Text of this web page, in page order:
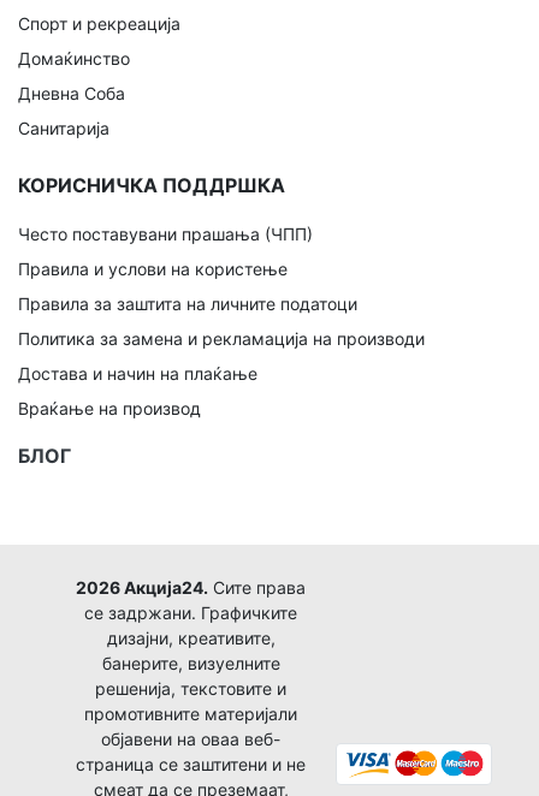
Спорт и рекреација
Домаќинство
Дневна Соба
Санитарија
КОРИСНИЧКА ПОДДРШКА
Често поставувани прашања (ЧПП)
Правила и услови на користење
Правила за заштита на личните податоци
Политика за замена и рекламација на производи
Достава и начин на плаќање
Враќање на производ
БЛОГ
2026 Акција24. Сите права
се задржани. Графичките
дизајни, креативите,
банерите, визуелните
решенија, текстовите и
промотивните материјали
објавени на оваа веб-
страница се заштитени и не
смеат да се преземаат,